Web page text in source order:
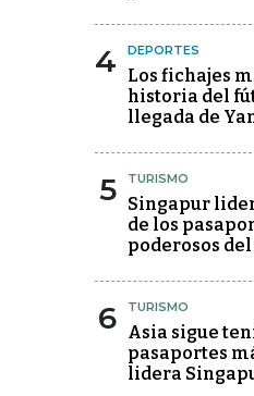
4 DEPORTES
Los fichajes
historia del
llegada de
5 TURISMO
Singapur
de los
poderosos
6 TURISMO
Asia sigue
pasaportes
lidera